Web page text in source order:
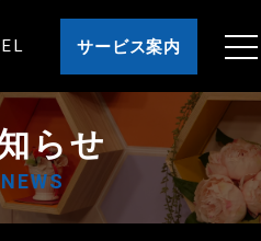
サービス案内
らせ
NEWS